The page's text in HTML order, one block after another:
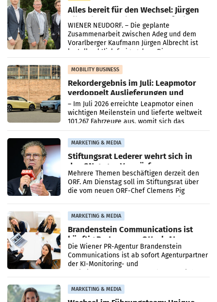
Alles bereit für den Wechsel: Jürgen
Albrecht setzt ab 1.1.2027 auf Adeg
WIENER NEUDORF. – Die geplante
Zusammenarbeit zwischen Adeg und dem
Vorarlberger Kaufmann Jürgen Albrecht ist
kartellrechtlich freigegeben: Die
Bundeswettbewerbsbehörde und der
Bundeskartellanwalt
MOBILITY BUSINESS
Rekordergebnis im Juli: Leapmotor
verdoppelt Auslieferungen und
überschreitet die 100.000er-Marke
– Im Juli 2026 erreichte Leapmotor einen
wichtigen Meilenstein und lieferte weltweit
101.267 Fahrzeuge aus, womit sich das
Ergebnis gegenüber Juli 2025 mehr als
verdoppelte (+102
MARKETING & MEDIA
Stiftungsrat Lederer wehrt sich in
den SN gegen Vorwürfe
Mehrere Themen beschäftigen derzeit den
ORF. Am Dienstag soll im Stiftungsrat über
die vom neuen ORF-Chef Clemens Pig
MARKETING & MEDIA
Brandenstein Communications ist
künftig Partner von OtterlyAI
Die Wiener PR-Agentur Brandenstein
Communications ist ab sofort Agenturpartner
der KI-Monitoring- und
MARKETING & MEDIA